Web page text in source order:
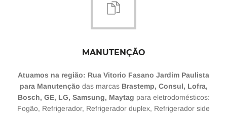
MANUTENÇÃO
Atuamos na região: Rua Vitorio Fasano Jardim Paulista
para Manutenção das marcas Brastemp, Consul, Lofra,
Bosch, GE, LG, Samsung, Maytag para eletrodomésticos:
Fogão, Refrigerador, Refrigerador duplex, Refrigerador side